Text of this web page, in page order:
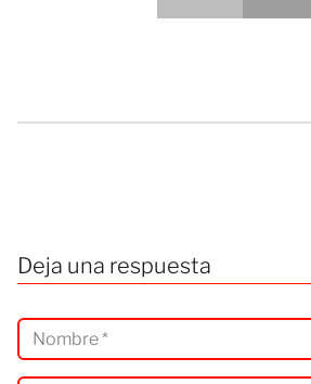
Deja una respuesta